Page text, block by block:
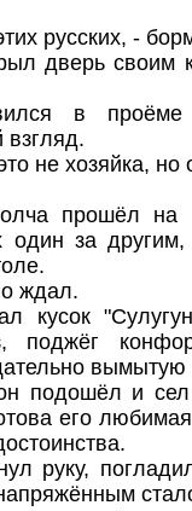
русских, -
дверь своим
в
не хозяйка,
прошёл на
один за
ждал.
кусок
поджёг
вымытую
подошёл и
его
руку,